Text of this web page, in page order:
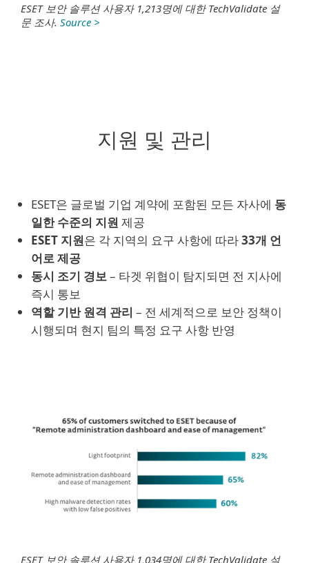
ESET 보안 솔루션 사용자 1,213명에 대한 TechValidate 설
문 조사. Source >
지원 및 관리
ESET은 글로벌 기업 계약에 포함된 모든 자사에 동
일한 수준의 지원 제공
ESET 지원은 각 지역의 요구 사항에 따라33개 언
어로 제공
동시 조기 경보– 타겟 위협이 탐지되면 전 지사에
즉시 통보
역할 기반 원격 관리 – 전 세계적으로 보안 정책이
시행되며 현지 팀의 특정 요구 사항 반영
ESET 보안 솔루션 사용자 1,034명에 대한 TechValidate 설